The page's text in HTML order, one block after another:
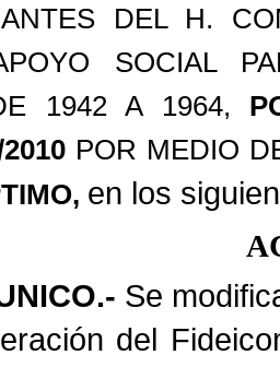
DEL H.
SOCIAL
1942 A 1964,
POR MEDIO
en los
Se
del